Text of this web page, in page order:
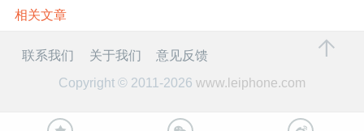
相关文章
联系我们 关于我们
意见反馈
Copyright © 2011-2026 www.leiphone.com